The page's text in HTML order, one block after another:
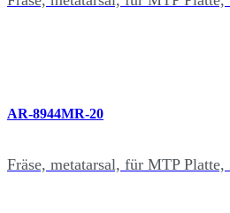
AR-8944MR-20
Fräse, metatarsal, für MTP Platte,